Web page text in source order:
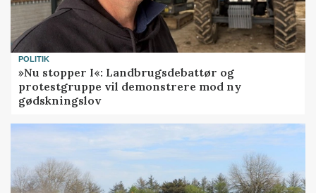
POLITIK
»Nu stopper I«: Landbrugsdebattør og
protestgruppe vil demonstrere mod ny
gødskningslov